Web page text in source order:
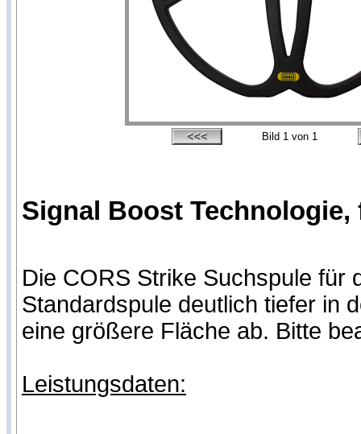
Bild 1 von 1
Signal Boost
Die CORS Strike Suchspule für
Standardspule deutlich tiefer in
eine größere Fläche ab. Bitte
Leistungsdaten: